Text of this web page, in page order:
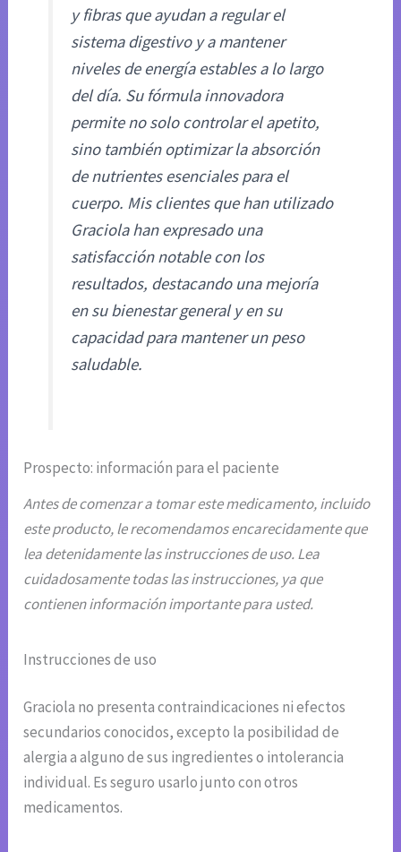
y fibras que ayudan a regular el
sistema digestivo y a mantener
niveles de energía estables a lo largo
del día. Su fórmula innovadora
permite no solo controlar el apetito,
sino también optimizar la absorción
de nutrientes esenciales para el
cuerpo. Mis clientes que han utilizado
Graciola han expresado una
satisfacción notable con los
resultados, destacando una mejoría
en su bienestar general y en su
capacidad para mantener un peso
saludable.
Prospecto: información para el paciente
Antes de comenzar a tomar este medicamento, incluido
este producto, le recomendamos encarecidamente que
lea detenidamente las instrucciones de uso. Lea
cuidadosamente todas las instrucciones, ya que
contienen información importante para usted.
Instrucciones de uso
Graciola no presenta contraindicaciones ni efectos
secundarios conocidos, excepto la posibilidad de
alergia a alguno de sus ingredientes o intolerancia
individual. Es seguro usarlo junto con otros
medicamentos.